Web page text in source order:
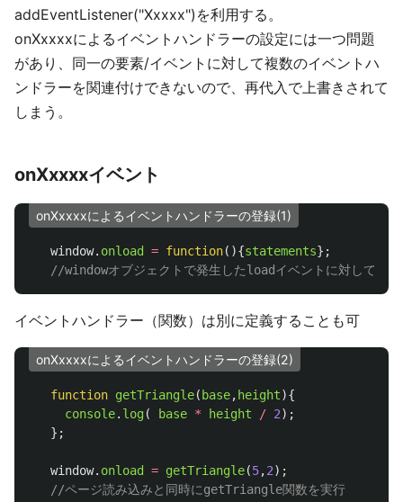
addEventListener("Xxxxx")を利用する。
onXxxxxによるイベントハンドラーの設定には一つ問題
があり、同一の要素/イベントに対して複数のイベントハ
ンドラーを関連付けできないので、再代入で上書きされて
しまう。
onXxxxxイベント
onXxxxxによるイベントハンドラーの登録(1)
window. onload = function(){statements};
//windowオブジェクトで発生したloadイベントに対して
イベントハンドラー（関数）は別に定義することも可
onXxxxxによるイベントハンドラーの登録(2)
function getTriangle( base, height){
console. log( base * height / 2);
};
window. onload = getTriangle(5,2);
//ページ読み込みと同時にgetTriangle関数を実行